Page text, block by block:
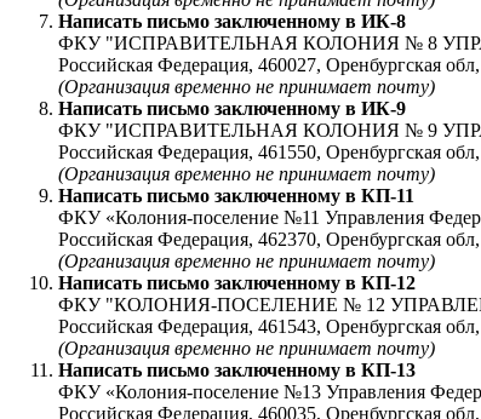
Написать письмо заключенному в ИК-8
ФКУ "ИСПРАВИТЕЛЬНАЯ КОЛОНИЯ № 8
Российская Федерация, 460027, Оренбургская
(Организация временно не принимает почту)
Написать письмо заключенному в ИК-9
ФКУ "ИСПРАВИТЕЛЬНАЯ КОЛОНИЯ № 9
Российская Федерация, 461550,
(Организация временно не принимает почту)
Написать письмо заключенному в КП-11
ФКУ «Колония-поселение №11 Управления
Российская Федерация, 462370, Оренбургская
(Организация временно не принимает почту)
Написать письмо заключенному в КП-12
ФКУ "КОЛОНИЯ-ПОСЕЛЕНИЕ № 12
Российская Федерация, 461543, Оренбургская
(Организация временно не принимает почту)
Написать письмо заключенному в КП-13
ФКУ «Колония-поселение №13 Управления
Российская Федерация, 460035, Оренбургская